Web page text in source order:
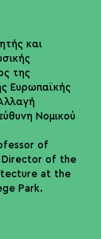
και
της
Ευρωπαϊκής
Νομικού
of
Director of the
at the
Park.